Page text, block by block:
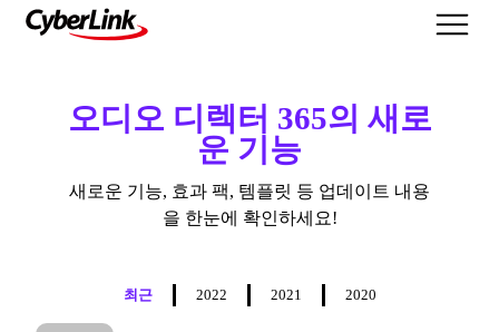
오디오 디렉터 365의 새로
운 기능
새로운 기능, 효과 팩, 템플릿 등 업데이트 내용
을 한눈에 확인하세요!
최근 2022 2021 2020